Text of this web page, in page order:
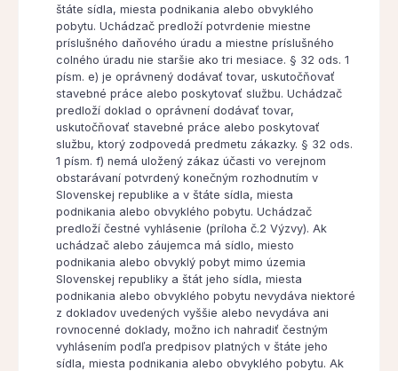
štáte sídla, miesta podnikania alebo obvyklého
pobytu. Uchádzač predloží potvrdenie miestne
príslušného daňového úradu a miestne príslušného
colného úradu nie staršie ako tri mesiace. § 32 ods. 1
písm. e) je oprávnený dodávať tovar, uskutočňovať
stavebné práce alebo poskytovať službu. Uchádzač
predloží doklad o oprávnení dodávať tovar,
uskutočňovať stavebné práce alebo poskytovať
službu, ktorý zodpovedá predmetu zákazky. § 32 ods.
1 písm. f) nemá uložený zákaz účasti vo verejnom
obstarávaní potvrdený konečným rozhodnutím v
Slovenskej republike a v štáte sídla, miesta
podnikania alebo obvyklého pobytu. Uchádzač
predloží čestné vyhlásenie (príloha č.2 Výzvy). Ak
uchádzač alebo záujemca má sídlo, miesto
podnikania alebo obvyklý pobyt mimo územia
Slovenskej republiky a štát jeho sídla, miesta
podnikania alebo obvyklého pobytu nevydáva niektoré
z dokladov uvedených vyššie alebo nevydáva ani
rovnocenné doklady, možno ich nahradiť čestným
vyhlásením podľa predpisov platných v štáte jeho
sídla, miesta podnikania alebo obvyklého pobytu. Ak